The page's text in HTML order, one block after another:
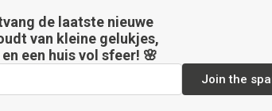
de laatste nieuwe
van kleine gelukjes,
een huis vol sfeer! 🌸
Join the